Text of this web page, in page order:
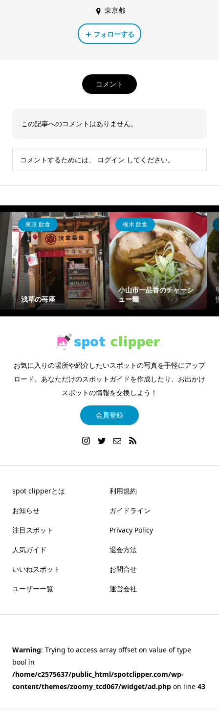
東京都
フォローする
コメント
この記事へのコメントはありません。
コメントするためには、 ログイン してください。
東京 飲食
浅草の苺座
栃木 飲食
小山市一品香のチャーシ
ュー麺
お気に入りの場所や紹介したいスポットの写真を手軽にアップ
ロード。あなただけのスポットガイドを作成したり、お出かけ
スポットの情報を交換しよう！
会員登録
spot clipperとは
お知らせ
注目スポット
人気ガイド
いいねスポット
ユーザー一覧
利用規約
ガイドライン
Privacy Policy
退会方法
お問合せ
運営会社
Warning: Trying to access array offset on value of type
bool in
/home/c2575637/public_html/spotclipper.com/wp-
content/themes/zoomy_tcd067/widget/ad.phpon line 43